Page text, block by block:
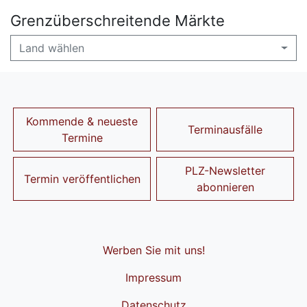
Grenzüberschreitende Märkte
Land wählen
Kommende & neueste
Termine
Terminausfälle
Termin veröffentlichen
PLZ-Newsletter
abonnieren
Werben Sie mit uns!
Impressum